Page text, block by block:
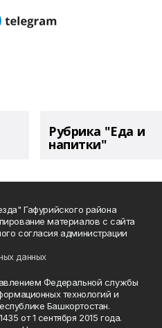
Рубрика "Еда и
напитки"
Гафурийского района
материалов с сайта
согласия администрации
данных
Федеральной службы
технологий и
Башкортостан.
от 1 сентября 2015 года.